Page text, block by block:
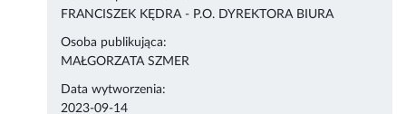
FRANCISZEK KĘDRA - P.O. DYREKTORA BIURA
Osoba publikująca:
MAŁGORZATA SZMER
Data wytworzenia:
2023-09-14